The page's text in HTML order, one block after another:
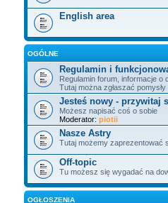
English area
OGÓLNE
Regulamin i
Regulamin forum, informacje o
Tutaj można zgłaszać
Jesteś nowy - przywitaj
Możesz napisać coś o sobie
Moderator: piotii
Nasze Astry
Tutaj możemy zaprezentować
Off-topic
Tu możesz się wygadać na
OGŁOSZENIA